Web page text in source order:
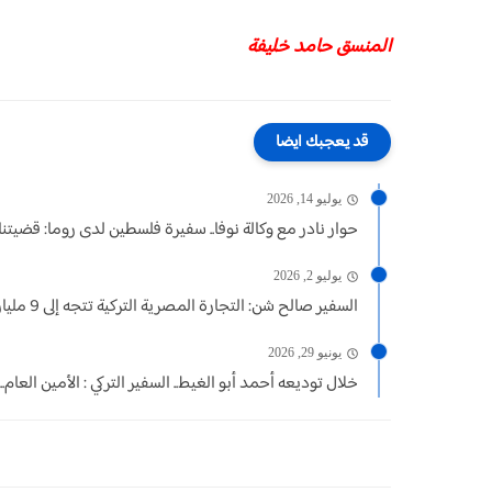
المنسق حامد خليفة
قد يعجبك ايضا
يوليو 14, 2026
حوار نادر مع وكالة نوفا.. سفيرة فلسطين لدى روما:
يوليو 2, 2026
السفير صالح شن: التجارة المصرية التركية تتجه إلى 9 مليارات...
يونيو 29, 2026
خلال توديعه أحمد أبو الغيط.. السفير التركي : الأمين